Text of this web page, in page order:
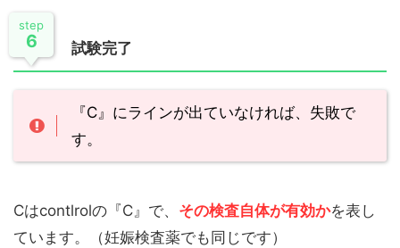
step
6 試験完了
『C』にラインが出ていなければ、失敗で
す。
Cはcontlrolの『C』で、 その検査自体が有効かを表し
ています。（妊娠検査薬でも同じです）